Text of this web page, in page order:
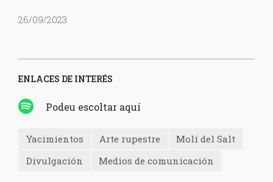
26/09/2023
ENLACES DE INTERÉS
Podeu escoltar aquí
Yacimientos Arte rupestre
Molí del Salt
Divulgación
Medios de comunicación